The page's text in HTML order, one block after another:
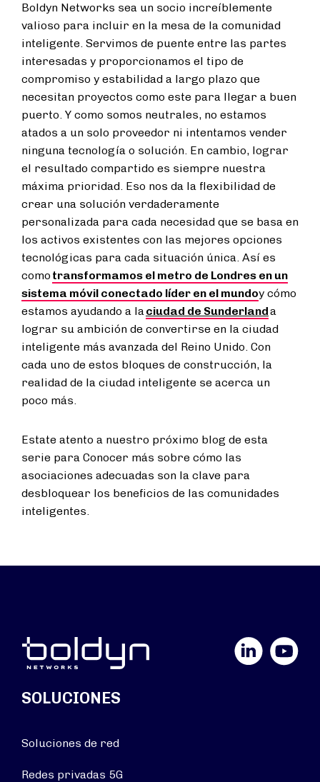
Boldyn Networks sea un socio increíblemente
valioso para incluir en la mesa de la comunidad
inteligente. Servimos de puente entre las partes
interesadas y proporcionamos el tipo de
compromiso y estabilidad a largo plazo que
necesitan proyectos como este para llegar a buen
puerto. Y como somos neutrales, no estamos
atados a un solo proveedor ni intentamos vender
ninguna tecnología o solución. En cambio, lograr
el resultado compartido es siempre nuestra
máxima prioridad. Eso nos da la flexibilidad de
crear una solución verdaderamente
personalizada para cada necesidad que se basa en
los activos existentes con las mejores opciones
tecnológicas para cada situación única. Así es
como transformamos el metro de Londres en un
sistema móvil conectado líder en el mundoy cómo
estamos ayudando a laciudad de Sunderlanda
lograr su ambición de convertirse en la ciudad
inteligente más avanzada del Reino Unido. Con
cada uno de estos bloques de construcción, la
realidad de la ciudad inteligente se acerca un
poco más.
Estate atento a nuestro próximo blog de esta
serie para Conocer más sobre cómo las
asociaciones adecuadas son la clave para
desbloquear los beneficios de las comunidades
inteligentes.
YouTube
SOLUCIONES
Soluciones de red
Redes privadas 5G